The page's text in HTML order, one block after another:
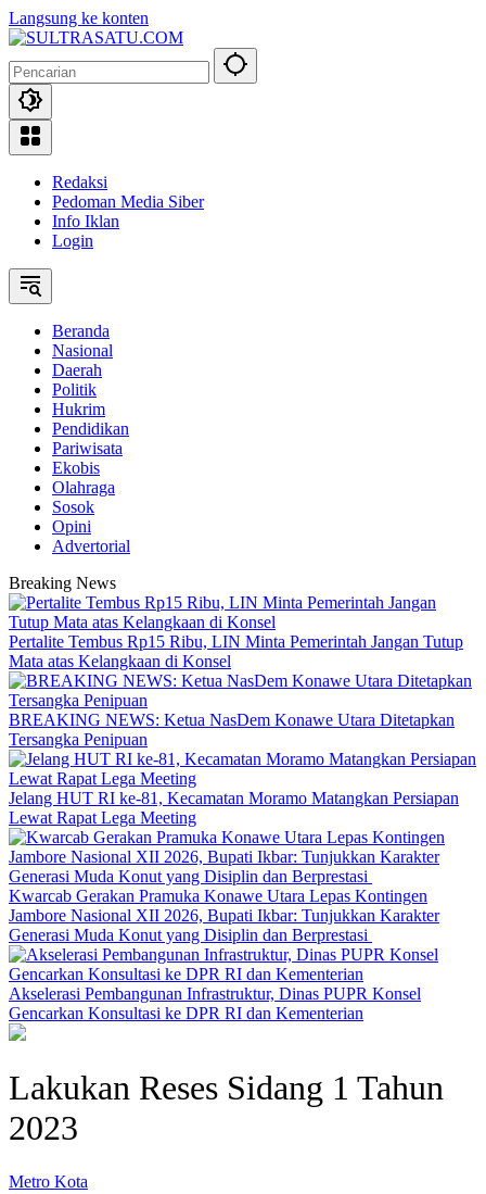
Langsung ke konten
Redaksi
Pedoman Media Siber
Info Iklan
Login
Beranda
Nasional
Daerah
Politik
Hukrim
Pendidikan
Pariwisata
Ekobis
Olahraga
Sosok
Opini
Advertorial
Breaking News
‎Pertalite Tembus Rp15 Ribu, LIN Minta Pemerintah Jangan Tutup
Mata atas Kelangkaan di Konsel
BREAKING NEWS: Ketua NasDem Konawe Utara Ditetapkan
Tersangka Penipuan
‎Jelang HUT RI ke-81, Kecamatan Moramo Matangkan Persiapan
Lewat Rapat Lega Meeting
‎Kwarcab Gerakan Pramuka Konawe Utara Lepas Kontingen
Jambore Nasional XII 2026, Bupati Ikbar: Tunjukkan Karakter
Generasi Muda Konut yang Disiplin dan Berprestasi ‎
Akselerasi Pembangunan Infrastruktur, Dinas PUPR Konsel
Gencarkan Konsultasi ke DPR RI dan Kementerian
Lakukan Reses Sidang 1 Tahun
2023
Metro Kota